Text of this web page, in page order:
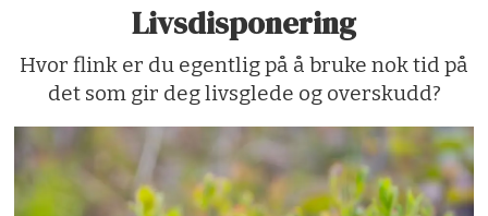
Livsdisponering
Hvor flink er du egentlig på å bruke nok tid på
det som gir deg livsglede og overskudd?